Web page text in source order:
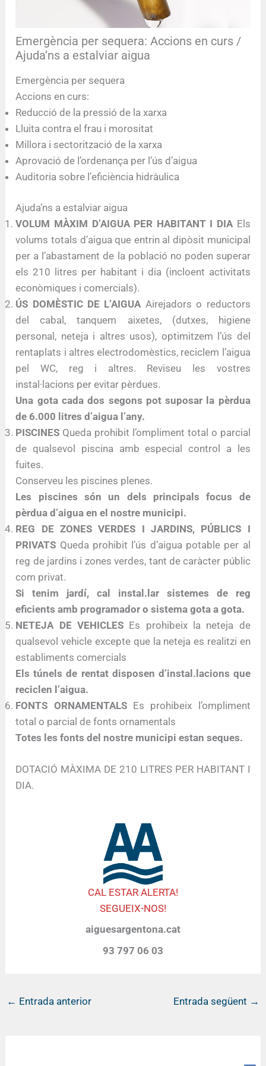
Emergència per sequera: Accions en curs /
Ajuda’ns a estalviar aigua
Emergència per sequera
Accions en curs:
Reducció de la pressió de la xarxa
Lluita contra el frau i morositat
Millora i sectorització de la xarxa
Aprovació de l’ordenança per l’ús d’aigua
Auditoria sobre l’eficiència hidràulica
Ajuda’ns a estalviar aigua
VOLUM MÀXIM D’AIGUA PER HABITANT I DIA Els
volums totals d’aigua que entrin al dipòsit municipal
per a l’abastament de la població no poden superar
els 210 litres per habitant i dia (incloent activitats
econòmiques i comercials).
ÚS DOMÈSTIC DE L’AIGUA Airejadors o reductors
del cabal, tanquem aixetes, (dutxes, higiene
personal, neteja i altres usos), optimitzem l’ús del
rentaplats i altres electrodomèstics, reciclem l’aigua
pel WC, reg i altres. Reviseu les vostres
instal·lacions per evitar pèrdues.
Una gota cada dos segons pot suposar la pèrdua
de 6.000 litres d’aigua l’any.
PISCINES Queda prohibit l’ompliment total o parcial
de qualsevol piscina amb especial control a les
fuites.
Conserveu les piscines plenes.
Les piscines són un dels principals focus de
pèrdua d’aigua en el nostre municipi.
REG DE ZONES VERDES I JARDINS, PÚBLICS I
PRIVATS Queda prohibit l’ús d’aigua potable per al
reg de jardins i zones verdes, tant de caràcter públic
com privat.
Si tenim jardí, cal instal.lar sistemes de reg
eficients amb programador o sistema gota a gota.
NETEJA DE VEHICLESEs prohibeix la neteja de
qualsevol vehicle excepte que la neteja es realitzi en
establiments comercials
Els túnels de rentat disposen d’instal.lacions que
reciclen l’aigua.
FONTS ORNAMENTALSEs prohibeix l’ompliment
total o parcial de fonts ornamentals
Totes les fonts del nostre municipi estan seques.
DOTACIÓ MÀXIMA DE 210 LITRES PER HABITANT I
DIA.
CAL ESTAR ALERTA!
SEGUEIX-NOS!
aiguesargentona.cat
93 797 06 03
← Entrada anterior Entrada següent →